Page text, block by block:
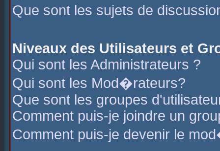
Que sont les sujets de
Niveaux des Utilisateurs et
Qui sont les Administrateurs ?
Qui sont les Mod�rateurs?
Que sont les groupes
Comment puis-je joindre un
Comment puis-je devenir le